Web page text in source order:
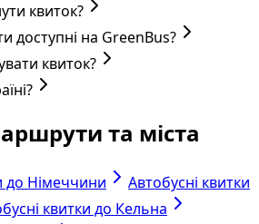
квиток?
доступні на GreenBus?
квиток?
та міста
до Німеччини
Автобусні квитки
квитки до Кельна